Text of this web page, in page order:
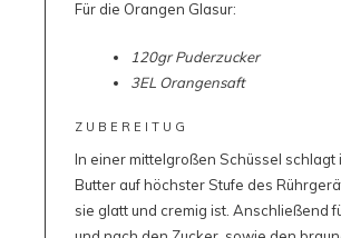
Für die Orangen Glasur:
120gr Puderzucker
3EL Orangensaft
ZUBEREITUG
In einer mittelgroßen Schüssel schlagt
Butter auf höchster Stufe des
sie glatt und cremig ist. Anschließend